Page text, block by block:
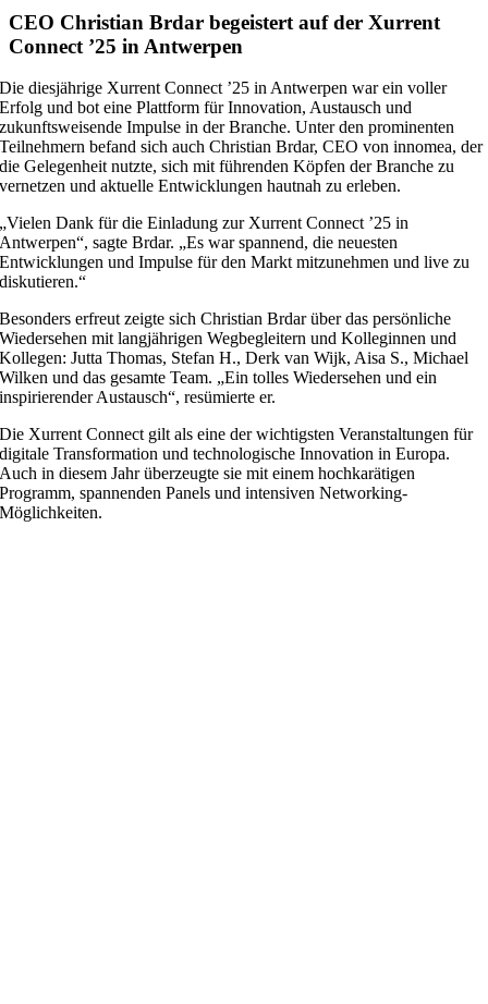
CEO Christian Brdar begeistert auf der Xurrent
Connect ’25 in Antwerpen
Die diesjährige Xurrent Connect ’25 in Antwerpen war ein voller
Erfolg und bot eine Plattform für Innovation, Austausch und
zukunftsweisende Impulse in der Branche. Unter den prominenten
Teilnehmern befand sich auch Christian Brdar, CEO von innomea, der
die Gelegenheit nutzte, sich mit führenden Köpfen der Branche zu
vernetzen und aktuelle Entwicklungen hautnah zu erleben.
„Vielen Dank für die Einladung zur Xurrent Connect ’25 in
Antwerpen“, sagte Brdar. „Es war spannend, die neuesten
Entwicklungen und Impulse für den Markt mitzunehmen und live zu
diskutieren.“
Besonders erfreut zeigte sich Christian Brdar über das persönliche
Wiedersehen mit langjährigen Wegbegleitern und Kolleginnen und
Kollegen: Jutta Thomas, Stefan H., Derk van Wijk, Aisa S., Michael
Wilken und das gesamte Team. „Ein tolles Wiedersehen und ein
inspirierender Austausch“, resümierte er.
Die Xurrent Connect gilt als eine der wichtigsten Veranstaltungen für
digitale Transformation und technologische Innovation in Europa.
Auch in diesem Jahr überzeugte sie mit einem hochkarätigen
Programm, spannenden Panels und intensiven Networking-
Möglichkeiten.